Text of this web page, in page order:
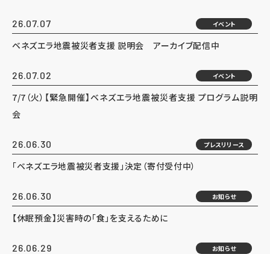
26.07.07 イベント
ベネズエラ地震被災者支援 説明会 アーカイブ配信中
26.07.02 イベント
7/7（火）【緊急開催】ベネズエラ地震被災者支援 プログラム説明
会
26.06.30 プレスリリース
「ベネズエラ地震被災者支援」決定（寄付受付中）
26.06.30 お知らせ
【休眠預金】災害時の「食」を支えるために
26.06.29 お知らせ